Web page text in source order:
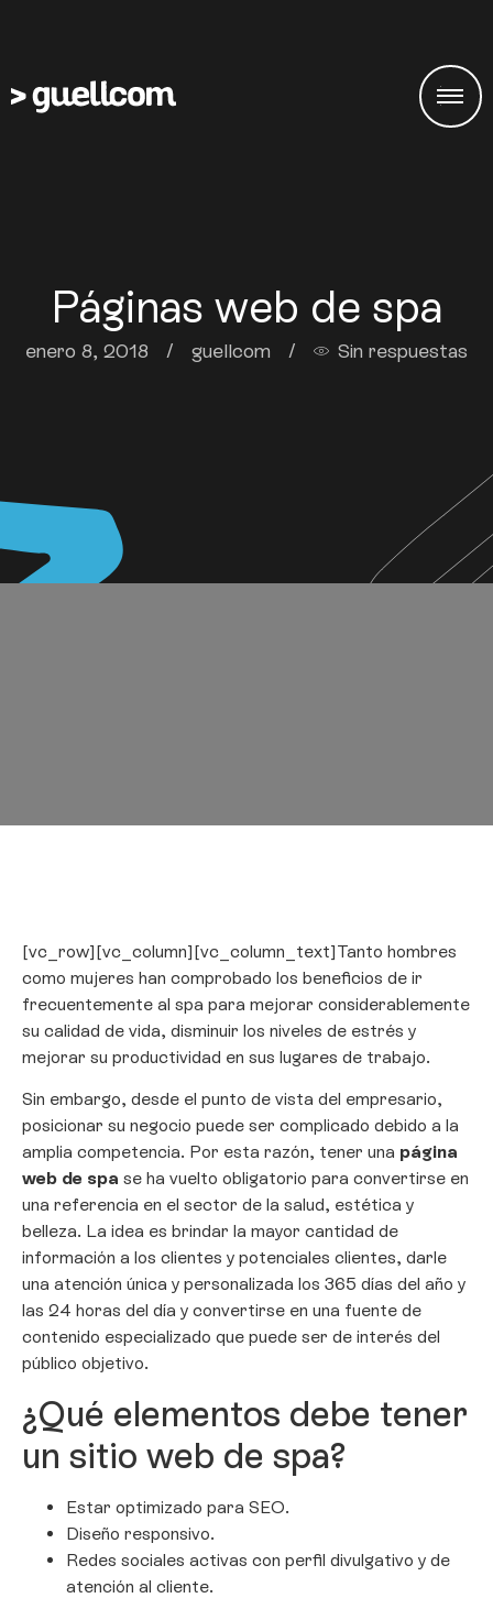
Páginas web de spa
enero 8, 2018 / guellcom / Sin respuestas
[vc_row][vc_column][vc_column_text]Tanto hombres
como mujeres han comprobado los beneficios de ir
frecuentemente al spa para mejorar considerablemente
su calidad de vida, disminuir los niveles de estrés y
mejorar su productividad en sus lugares de trabajo.
Sin embargo, desde el punto de vista del empresario,
posicionar su negocio puede ser complicado debido a la
amplia competencia. Por esta razón, tener una página
web de spa se ha vuelto obligatorio para convertirse en
una referencia en el sector de la salud, estética y
belleza. La idea es brindar la mayor cantidad de
información a los clientes y potenciales clientes, darle
una atención única y personalizada los 365 días del año y
las 24 horas del día y convertirse en una fuente de
contenido especializado que puede ser de interés del
público objetivo.
¿Qué elementos debe tener
un sitio web de spa?
Estar optimizado para SEO.
Diseño responsivo.
Redes sociales activas con perfil divulgativo y de
atención al cliente.